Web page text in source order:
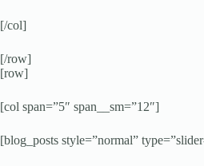
[/col]
[/row]
[row]
[col span=”5″ span__sm=”12″]
[blog_posts style=”normal”